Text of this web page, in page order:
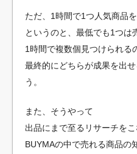
ただ、1時間で1つ人気商品
というのと、最低でも1つは
1時間で複数個見つけられる
最終的にどちらが成果を出
う。
また、そうやって
出品にまで至るリサーチをこ
BUYMAの中で売れる商品の